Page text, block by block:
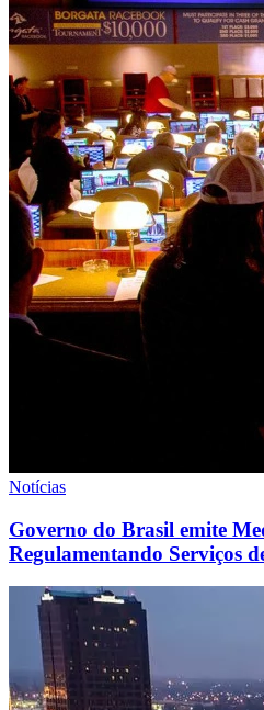
Notícias
Governo do Brasil emite
Regulamentando Serviços